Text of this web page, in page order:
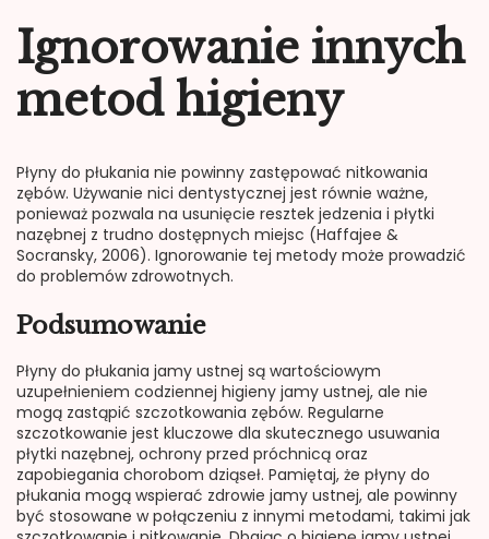
Ignorowanie innych
metod higieny
Płyny do płukania nie powinny zastępować nitkowania
zębów. Używanie nici dentystycznej jest równie ważne,
ponieważ pozwala na usunięcie resztek jedzenia i płytki
nazębnej z trudno dostępnych miejsc (Haffajee &
Socransky, 2006). Ignorowanie tej metody może prowadzić
do problemów zdrowotnych.
Podsumowanie
Płyny do płukania jamy ustnej są wartościowym
uzupełnieniem codziennej higieny jamy ustnej, ale nie
mogą zastąpić szczotkowania zębów. Regularne
szczotkowanie jest kluczowe dla skutecznego usuwania
płytki nazębnej, ochrony przed próchnicą oraz
zapobiegania chorobom dziąseł. Pamiętaj, że płyny do
płukania mogą wspierać zdrowie jamy ustnej, ale powinny
być stosowane w połączeniu z innymi metodami, takimi jak